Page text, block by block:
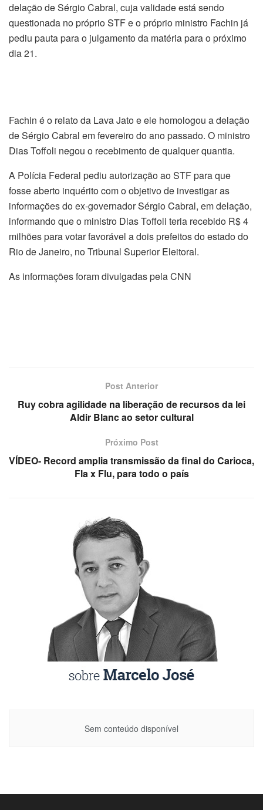
delação de Sérgio Cabral, cuja validade está sendo
questionada no próprio STF e o próprio ministro Fachin já
pediu pauta para o julgamento da matéria para o próximo
dia 21.
Fachin é o relato da Lava Jato e ele homologou a delação
de Sérgio Cabral em fevereiro do ano passado. O ministro
Dias Toffoli negou o recebimento de qualquer quantia.
A Polícia Federal pediu autorização ao STF para que
fosse aberto inquérito com o objetivo de investigar as
informações do ex-governador Sérgio Cabral, em delação,
informando que o ministro Dias Toffoli teria recebido R$ 4
milhões para votar favorável a dois prefeitos do estado do
Rio de Janeiro, no Tribunal Superior Eleitoral.
As informações foram divulgadas pela CNN
Post Anterior
Ruy cobra agilidade na liberação de recursos da lei
Aldir Blanc ao setor cultural
Próximo Post
VÍDEO- Record amplia transmissão da final do Carioca,
Fla x Flu, para todo o país
Sem conteúdo disponível